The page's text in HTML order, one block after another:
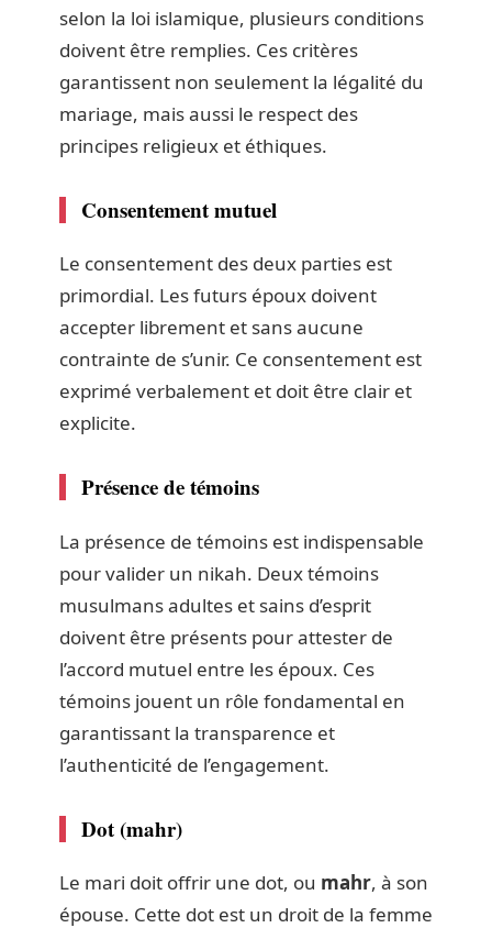
selon la loi islamique, plusieurs conditions
doivent être remplies. Ces critères
garantissent non seulement la légalité du
mariage, mais aussi le respect des
principes religieux et éthiques.
Consentement mutuel
Le consentement des deux parties est
primordial. Les futurs époux doivent
accepter librement et sans aucune
contrainte de s’unir. Ce consentement est
exprimé verbalement et doit être clair et
explicite.
Présence de témoins
La présence de témoins est indispensable
pour valider un nikah. Deux témoins
musulmans adultes et sains d’esprit
doivent être présents pour attester de
l’accord mutuel entre les époux. Ces
témoins jouent un rôle fondamental en
garantissant la transparence et
l’authenticité de l’engagement.
Dot (mahr)
Le mari doit offrir une dot, ou mahr, à son
épouse. Cette dot est un droit de la femme